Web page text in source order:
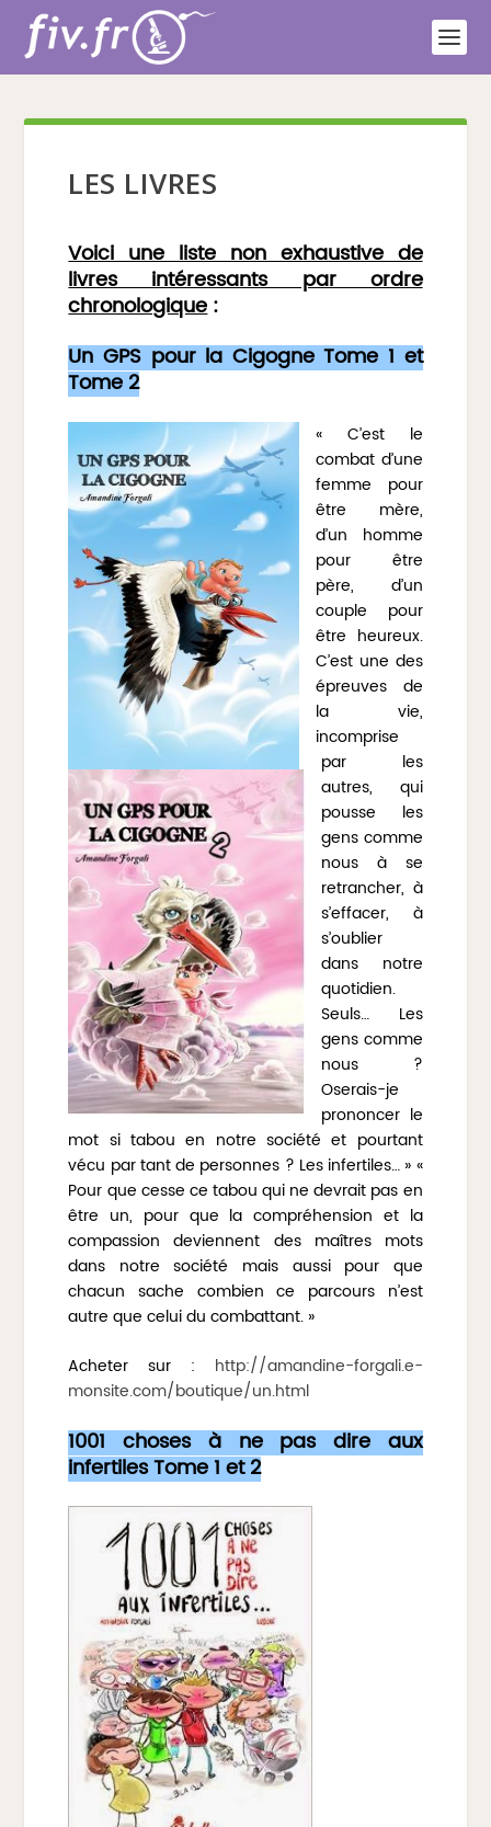
LES LIVRES
Voici une liste non exhaustive de
livres intéressants par ordre
chronologique:
Un GPS pour la Cigogne Tome 1 et
Tome 2
« C’est le
combat d’une
femme pour
être mère,
d’un homme
pour être
père, d’un
couple pour
être heureux.
C’est une des
épreuves de
la vie,
incomprise
par les
autres, qui
pousse les
gens comme
nous à se
retrancher, à
s’effacer, à
s’oublier
dans notre
quotidien.
Seuls… Les
gens comme
nous ?
Oserais-je
prononcer le
mot si tabou en notre société et pourtant
vécu par tant de personnes ? Les infertiles… » «
Pour que cesse ce tabou qui ne devrait pas en
être un, pour que la compréhension et la
compassion deviennent des maîtres mots
dans notre société mais aussi pour que
chacun sache combien ce parcours n’est
autre que celui du combattant. »
Acheter sur : http://amandine-forgali.e-
monsite.com/boutique/un.html
1001 choses à ne pas dire aux
infertiles Tome 1 et 2